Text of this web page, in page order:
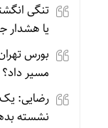
تنگی
یا هشدار
بورس
مسیر داد؟
رضایی: یک
نشسته